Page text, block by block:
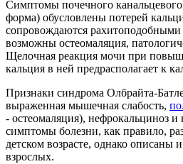
Симптомы почечного канальцевого
форма) обусловлены потерей
сопровождаются рахитоподобными
возможны остеомаляция,
Щелочная реакция мочи при
кальция в ней предрасполагает к
Признаки синдрома Олбрайта-
выраженная мышечная слабость,
- остеомаляция), нефрокальциноз
симптомы болезни, как правило,
детском возрасте, однако описаны
взрослых.